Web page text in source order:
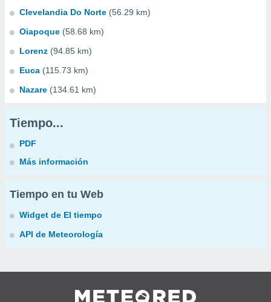
Clevelandia Do Norte (56.29 km)
Oiapoque (58.68 km)
Lorenz (94.85 km)
Euca (115.73 km)
Nazare (134.61 km)
Tiempo...
PDF
Más información
Tiempo en tu Web
Widget de El tiempo
API de Meteorología